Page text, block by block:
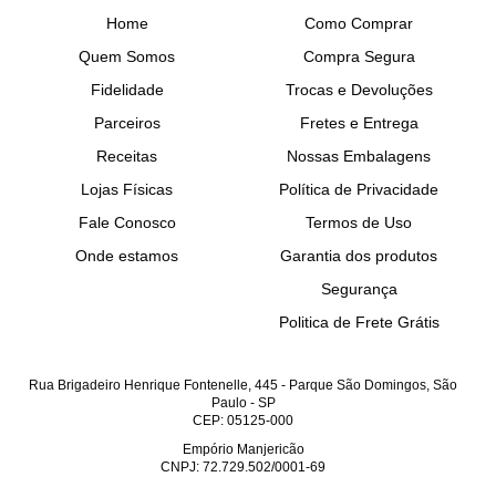
Home
Quem Somos
Fidelidade
Parceiros
Receitas
Lojas Físicas
Fale Conosco
Onde estamos
Como Comprar
Compra Segura
Trocas e Devoluções
Fretes e Entrega
Nossas Embalagens
Política de Privacidade
Termos de Uso
Garantia dos produtos
Segurança
Politica de Frete Grátis
Rua Brigadeiro Henrique Fontenelle, 445 - Parque São Domingos, São
Paulo- SP
CEP: 05125-000
Empório Manjericão
CNPJ: 72.729.502/0001-69